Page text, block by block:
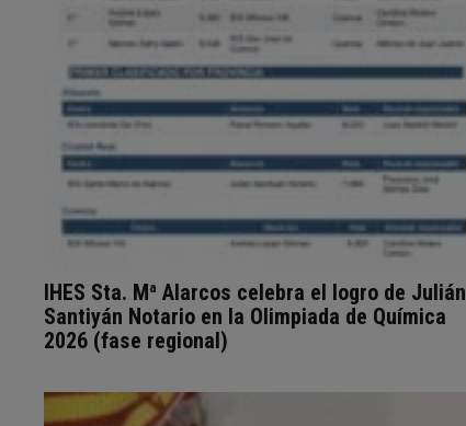
IHES Sta. Mª Alarcos celebra el logro de Julián
Santiyán Notario en la Olimpiada de Química
2026 (fase regional)